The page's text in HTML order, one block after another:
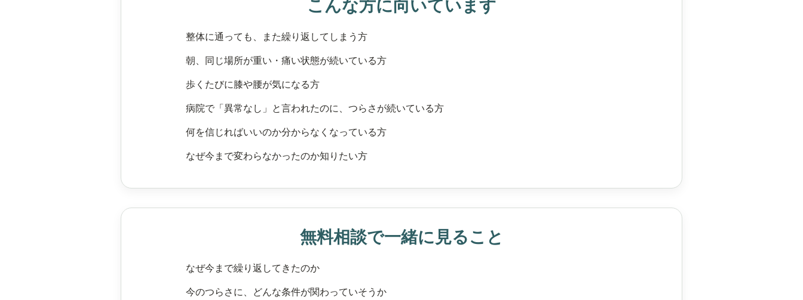
こんな方に向いています
整体に通っても、また繰り返してしまう方
朝、同じ場所が重い・痛い状態が続いている方
歩くたびに膝や腰が気になる方
病院で「異常なし」と言われたのに、つらさが続いている方
何を信じればいいのか分からなくなっている方
なぜ今まで変わらなかったのか知りたい方
無料相談で一緒に見ること
なぜ今まで繰り返してきたのか
今のつらさに、どんな条件が関わっていそうか